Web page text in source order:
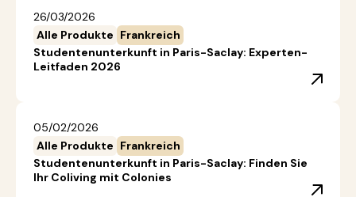
26/03/2026
Alle Produkte Frankreich
Studentenunterkunft in Paris-Saclay: Experten-
Leitfaden 2026
05/02/2026
Alle Produkte Frankreich
Studentenunterkunft in Paris-Saclay: Finden Sie
Ihr Coliving mit Colonies